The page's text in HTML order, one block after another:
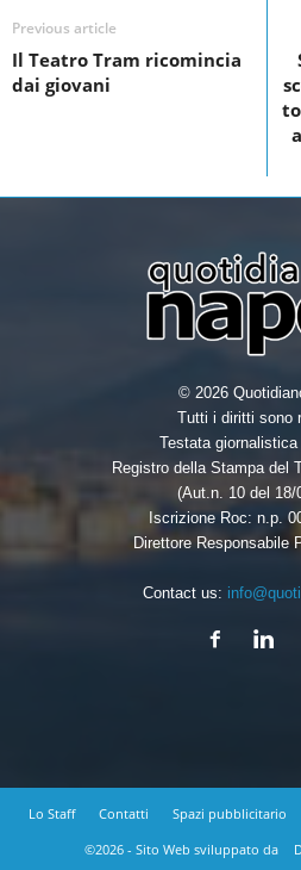
b
o
t
e
e
d
Previous article
Il Teatro Tram ricomincia
dai giovani
© 2026
Tutti i diritti sono
Testata giornalistica
Registro della Stampa del
(Aut.n. 10 del 18/
Iscrizione Roc: n.p.
Direttore Responsabile
Contact us:
Lo Staff Contatti Spazi pubblicitario
©2026 - Sito Web sviluppato da